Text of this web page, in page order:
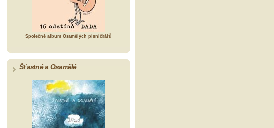
Společné album Osamělých písničkářů
Šťastné a Osamělé